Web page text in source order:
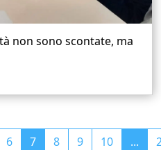
non sono scontate, ma
6 7 8 9 10 ...